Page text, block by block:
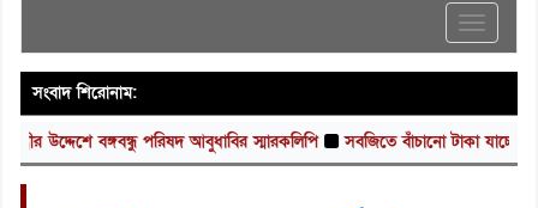
Toggle
সংবাদ শিরোনাম:
বঙ্গবন্ধু পরিষদ আবুধাবির স্মারকলিপি সবজিতে বাঁচানো টাকা যাচ্ছে চাল-তেলে